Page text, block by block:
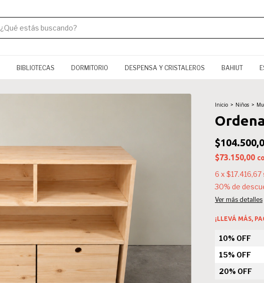
BIBLIOTECAS DORMITORIO DESPENSA Y CRISTALEROS BAHIUT
Inicio > Niños >
$73.150,00
6 x $17.416,67
30% de
Ver más detalles
¡LLEVÁ MÁS,
10% OFF
15% OFF
20% OFF